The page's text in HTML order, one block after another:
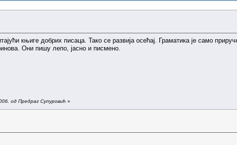
књиге добрих писаца. Тако се развија осећај. Граматика је само
Они пишу лепо, јасно и писмено.
од Предраг Супуровић »